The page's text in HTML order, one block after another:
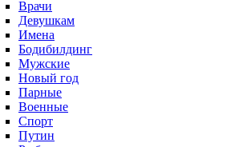
Врачи
Девушкам
Имена
Бодибилдинг
Мужские
Новый год
Парные
Военные
Спорт
Путин